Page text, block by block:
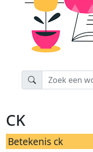
ck
Betekenis ck